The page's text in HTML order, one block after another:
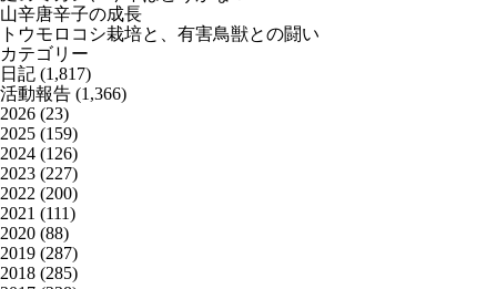
山辛唐辛子の成長
トウモロコシ栽培と、有害鳥獣との闘い
カテゴリー
日記 (1,817)
活動報告 (1,366)
2026 (23)
2025 (159)
2024 (126)
2023 (227)
2022 (200)
2021 (111)
2020 (88)
2019 (287)
2018 (285)